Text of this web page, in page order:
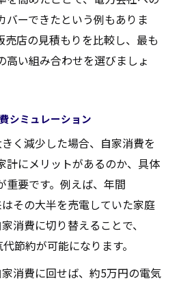
バーできたという例もありま
売店の見積もりを比較し、最も
高い組み合わせを選びましょ
シミュレーション
く減少した場合、自家消費を
計にメリットがあるのか、具体
重要です。例えば、年間
その大半を売電していた家庭
消費に切り替えることで、
節約が可能になります。
消費に回せば、約5万円の電気